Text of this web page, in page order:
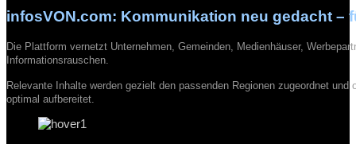
infosVON.com: Kommunikation neu gedacht –
Die Plattform vernetzt Unternehmen, Gemeinden, Medienhäuser,
Informationsrauschen.
Relevante Inhalte werden gezielt den passenden Regionen zugeordnet
optimal aufbereitet.